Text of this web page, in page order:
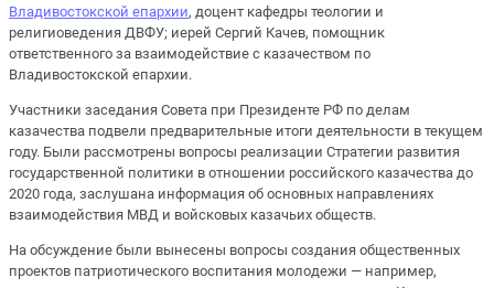
Владивостокской епархии, доцент кафедры теологии и
религиоведения ДВФУ; иерей Сергий Качев, помощник
ответственного за взаимодействие с казачеством по
Владивостокской епархии.
Участники заседания Совета при Президенте РФ по делам
казачества подвели предварительные итоги деятельности в текущем
году. Были рассмотрены вопросы реализации Стратегии развития
государственной политики в отношении российского казачества до
2020 года, заслушана информация об основных направлениях
взаимодействия МВД и войсковых казачьих обществ.
На обсуждение были вынесены вопросы создания общественных
проектов патриотического воспитания молодежи — например,